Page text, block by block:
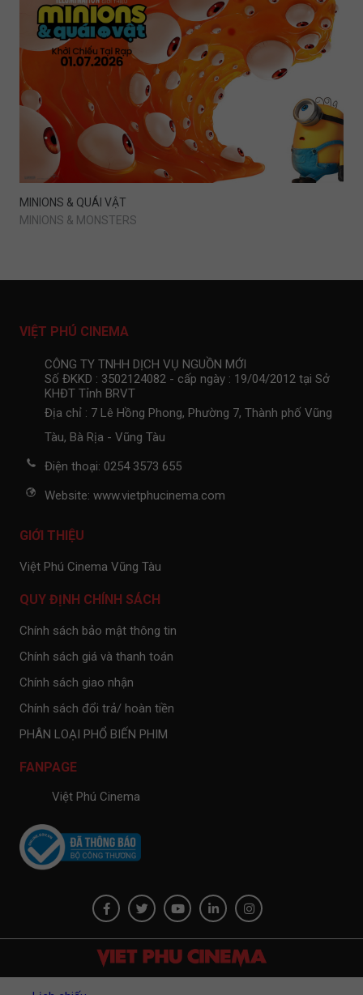
MINIONS & QUÁI VẬT
MINIONS & MONSTERS
VIỆT PHÚ CINEMA
CÔNG TY TNHH DỊCH VỤ NGUỒN MỚI
Số ĐKKD : 3502124082 - cấp ngày : 19/04/2012 tại Sở
KHĐT Tỉnh BRVT
Địa chỉ : 7 Lê Hồng Phong, Phường 7, Thành phố Vũng
Tàu, Bà Rịa - Vũng Tàu
Điện thoại: 0254 3573 655
Website: www.vietphucinema.com
GIỚI THIỆU
Việt Phú Cinema Vũng Tàu
QUY ĐỊNH CHÍNH SÁCH
Chính sách bảo mật thông tin
Chính sách giá và thanh toán
Chính sách giao nhận
Chính sách đổi trả/ hoàn tiền
PHÂN LOẠI PHỔ BIẾN PHIM
FANPAGE
Việt Phú Cinema